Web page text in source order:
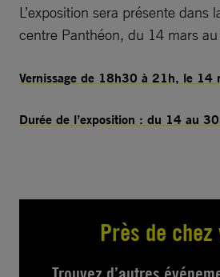
L’exposition sera présente dans
centre Panthéon, du 14 mars
Vernissage de 18h30 à 21h, le 14
Durée de l’exposition : du 14 au
Près de chez